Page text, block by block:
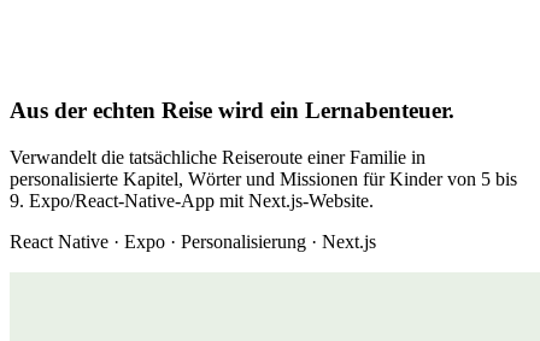
Aus der echten Reise wird ein Lernabenteuer.
Verwandelt die tatsächliche Reiseroute einer Familie in
personalisierte Kapitel, Wörter und Missionen für Kinder von 5 bis
9. Expo/React-Native-App mit Next.js-Website.
React Native · Expo · Personalisierung · Next.js